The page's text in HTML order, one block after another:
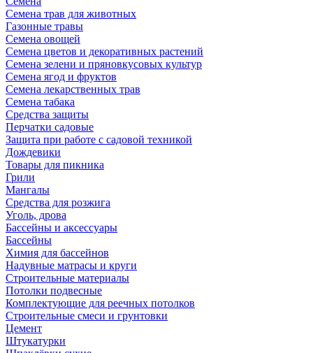
Семена трав для животных
Газонные травы
Семена овощей
Семена цветов и декоративных растений
Семена зелени и пряновкусовых культур
Семена ягод и фруктов
Семена лекарственных трав
Семена табака
Средства защиты
Перчатки садовые
Защита при работе с садовой техникой
Дождевики
Товары для пикника
Грили
Мангалы
Средства для розжига
Уголь, дрова
Бассейны и аксессуары
Бассейны
Химия для бассейнов
Надувные матрасы и круги
Строительные материалы
Потолки подвесные
Комплектующие для реечных потолков
Строительные смеси и грунтовки
Цемент
Штукатурки